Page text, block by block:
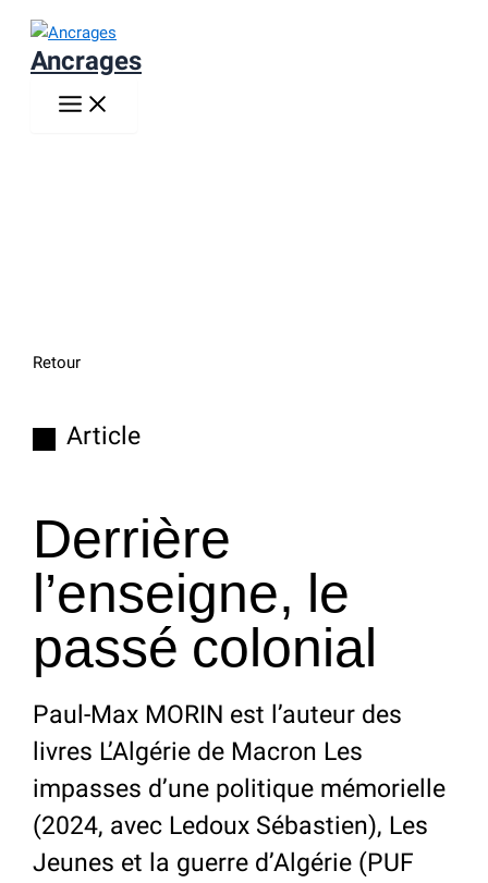
Aller
contenu
Ancrages
Retour
Article
Derrière
l’enseigne, le
passé colonial
Paul-Max MORIN est l’auteur des
livres L’Algérie de Macron Les
impasses d’une politique mémorielle
(2024, avec Ledoux Sébastien), Les
Jeunes et la guerre d’Algérie (PUF